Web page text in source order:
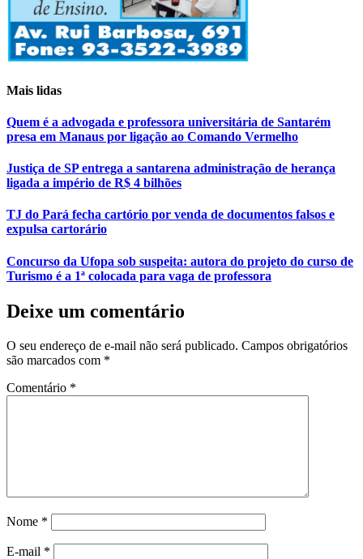
Mais lidas
Quem é a advogada e professora universitária de Santarém
presa em Manaus por ligação ao Comando Vermelho
Justiça de SP entrega a santarena administração de herança
ligada a império de R$ 4 bilhões
TJ do Pará fecha cartório por venda de documentos falsos e
expulsa cartorário
Concurso da Ufopa sob suspeita: autora do projeto do curso de
Turismo é a 1ª colocada para vaga de professora
Deixe um comentário
O seu endereço de e-mail não será publicado. Campos obrigatórios
são marcados com *
Comentário *
Nome *
E-mail *